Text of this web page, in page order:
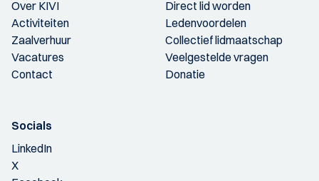
Over KIVI
Activiteiten
Zaalverhuur
Vacatures
Contact
Direct lid worden
Ledenvoordelen
Collectief lidmaatschap
Veelgestelde vragen
Donatie
Socials
LinkedIn
X